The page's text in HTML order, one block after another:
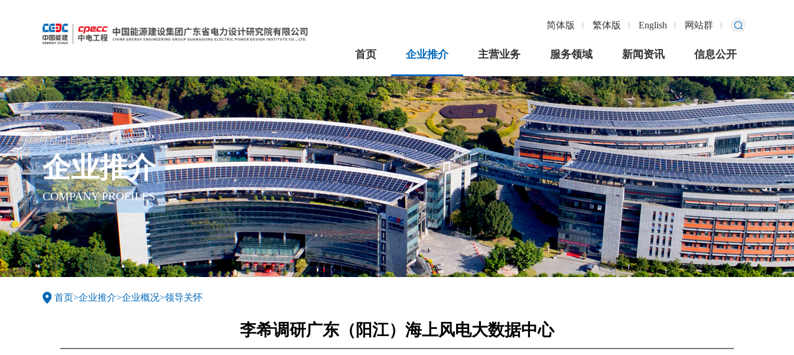
简体版 繁体版 English 网站群
首页 企业推介 主营业务 服务领域 新闻资讯 信息公开
企业推介
COMPANY PROFILES
首页>企业推介>企业概况>领导关怀
李希调研广东（阳江）海上风电大数据中心